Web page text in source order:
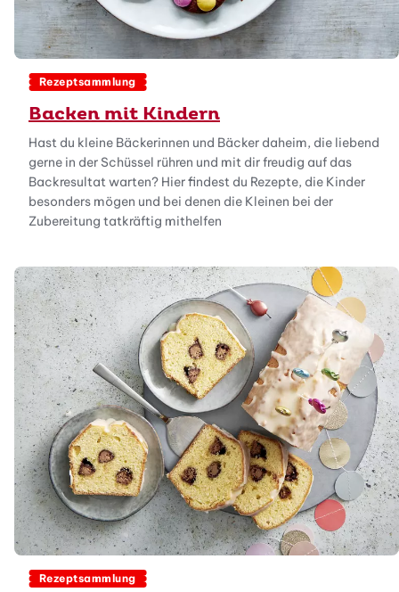
Rezeptsammlung
Backen mit Kindern
Hast du kleine Bäckerinnen und Bäcker daheim, die liebend
gerne in der Schüssel rühren und mit dir freudig auf das
Backresultat warten? Hier findest du Rezepte, die Kinder
besonders mögen und bei denen die Kleinen bei der
Zubereitung tatkräftig mithelfen
Rezeptsammlung